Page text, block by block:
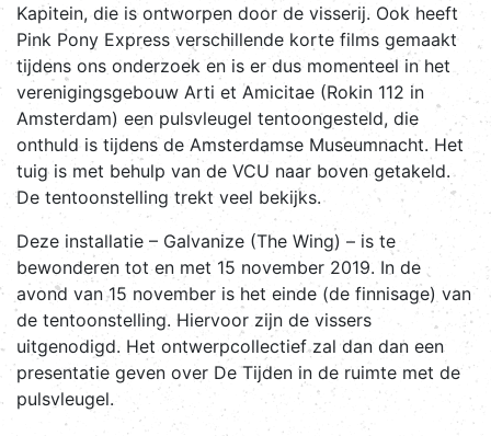
Kapitein, die is ontworpen door de visserij. Ook heeft
Pink Pony Express verschillende korte films gemaakt
tijdens ons onderzoek en is er dus momenteel in het
verenigingsgebouw Arti et Amicitae (Rokin 112 in
Amsterdam) een pulsvleugel tentoongesteld, die
onthuld is tijdens de Amsterdamse Museumnacht. Het
tuig is met behulp van de VCU naar boven getakeld.
De tentoonstelling trekt veel bekijks.
Deze installatie – Galvanize (The Wing) – is te
bewonderen tot en met 15 november 2019. In de
avond van 15 november is het einde (de finnisage) van
de tentoonstelling. Hiervoor zijn de vissers
uitgenodigd. Het ontwerpcollectief zal dan dan een
presentatie geven over De Tijden in de ruimte met de
pulsvleugel.